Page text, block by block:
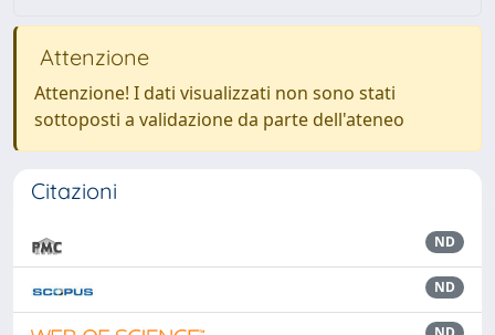
Attenzione
Attenzione! I dati visualizzati non sono stati
sottoposti a validazione da parte dell'ateneo
Citazioni
ND
ND